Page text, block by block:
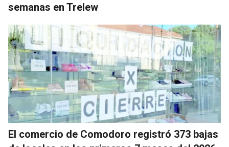
semanas en Trelew
El comercio de Comodoro registró 373 bajas